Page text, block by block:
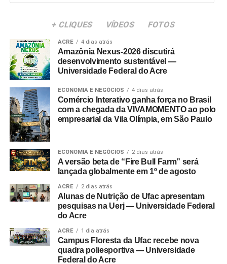
+ CLIQUES VÍDEOS FOTOS
ACRE 4 dias atrás
Amazônia Nexus-2026 discutirá
desenvolvimento sustentável —
Universidade Federal do Acre
ECONOMIA E NEGÓCIOS 4 dias atrás
Comércio Interativo ganha força no Brasil
com a chegada da VIVAMOMENTO ao polo
empresarial da Vila Olímpia, em São Paulo
ECONOMIA E NEGÓCIOS 2 dias atrás
A versão beta de “Fire Bull Farm” será
lançada globalmente em 1º de agosto
ACRE 2 dias atrás
Alunas de Nutrição de Ufac apresentam
pesquisas na Uerj — Universidade Federal
do Acre
ACRE 1 dia atrás
Campus Floresta da Ufac recebe nova
quadra poliesportiva — Universidade
Federal do Acre